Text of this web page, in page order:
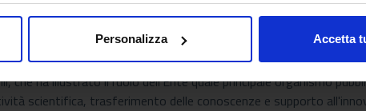
Personalizza Accetta
of Agricultural Employers), storica organizzazione
ambientale. La visita, in collaborazione con CIA –
delle conoscenze e dello sviluppo delle competenze nel settore
che ha illustrato il ruolo dell'Ente quale principale organismo
scientifica, trasferimento delle conoscenze e supporto